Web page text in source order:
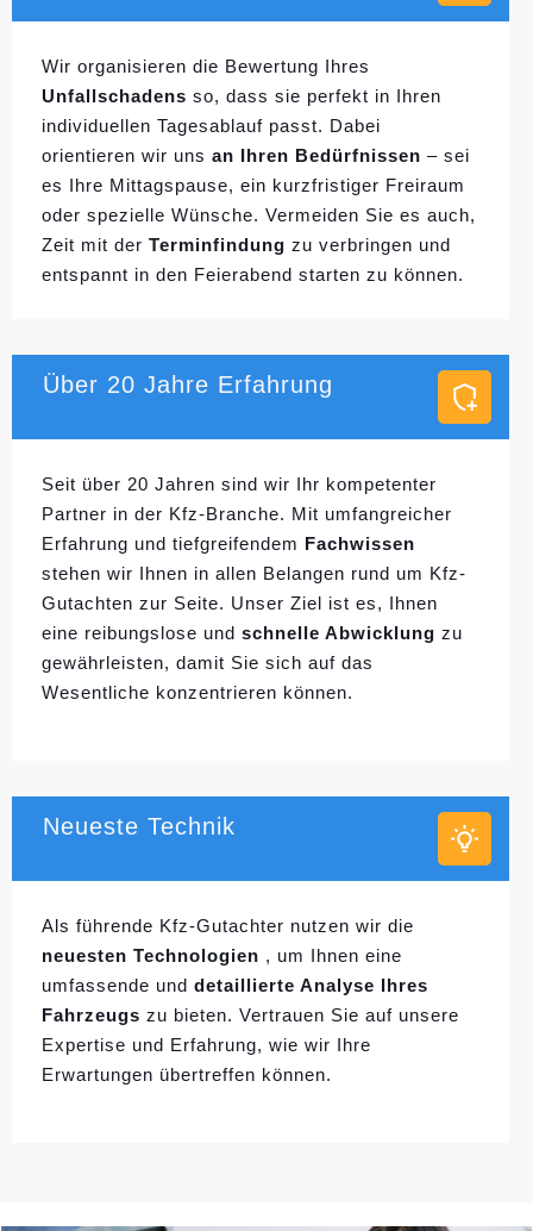
Wir organisieren die Bewertung Ihres
Unfallschadens so, dass sie perfekt in Ihren
individuellen Tagesablauf passt. Dabei
orientieren wir uns an Ihren Bedürfnissen – sei
es Ihre Mittagspause, ein kurzfristiger Freiraum
oder spezielle Wünsche. Vermeiden Sie es auch,
Zeit mit der Terminfindung zu verbringen und
entspannt in den Feierabend starten zu können.
Über 20 Jahre Erfahrung
Seit über 20 Jahren sind wir Ihr kompetenter
Partner in der Kfz-Branche. Mit umfangreicher
Erfahrung und tiefgreifendem Fachwissen
stehen wir Ihnen in allen Belangen rund um Kfz-
Gutachten zur Seite. Unser Ziel ist es, Ihnen
eine reibungslose und schnelle Abwicklung zu
gewährleisten, damit Sie sich auf das
Wesentliche konzentrieren können.
Neueste Technik
Als führende Kfz-Gutachter nutzen wir die
neuesten Technologien , um Ihnen eine
umfassende und detaillierte Analyse Ihres
Fahrzeugs zu bieten. Vertrauen Sie auf unsere
Expertise und Erfahrung, wie wir Ihre
Erwartungen übertreffen können.